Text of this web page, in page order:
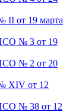
II от 19 марта
№ 3 от 19
№ 2 от 20
XIV от 12
№ 38 от 12